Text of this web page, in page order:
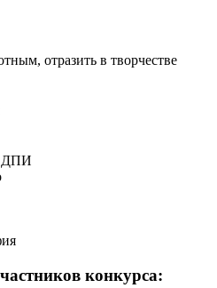
отразить в творчестве
ДПИ
конкурса: